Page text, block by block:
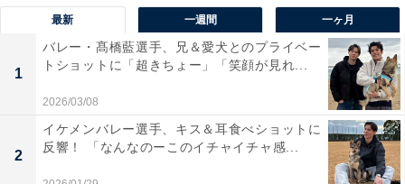
最新 一週間 一ヶ月
1
バレー・髙橋藍選手、兄＆愛犬とのプライベー
トショットに「超きちょー」「笑顔が見れ...
2026/03/08
2
イケメンバレー選手、キス＆耳食べショットに
反響！ 「なんなのーこのイチャイチャ感...